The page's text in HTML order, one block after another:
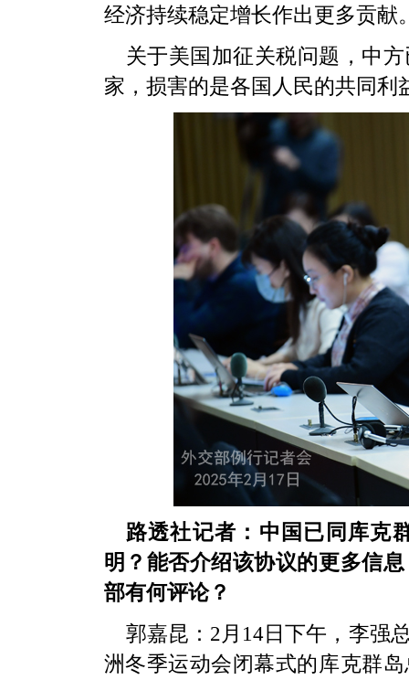
经济持续稳定增长作出更多贡献
关于美国加征关税问题，中
家，损害的是各国人民的共同利
路透社记者：中国已同库克
明？能否介绍该协议的更多信
部有何评论？
郭嘉昆：2月14日下午，李强
洲冬季运动会闭幕式的库克群